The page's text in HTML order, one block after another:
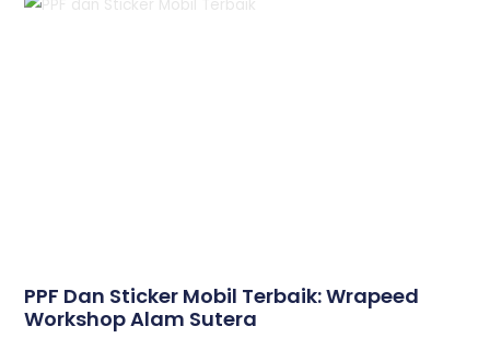
PPF Dan Sticker Mobil Terbaik: Wrapeed
Workshop Alam Sutera